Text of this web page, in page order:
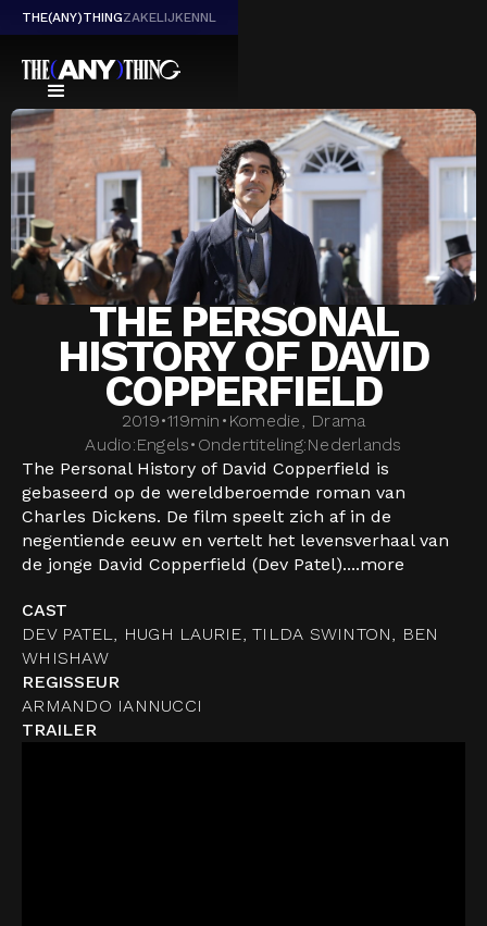
THE(ANY)THINGZAKELIJKENNL
THE PERSONAL
HISTORY OF DAVID
COPPERFIELD
2019•119min • Komedie, Drama
Audio:Engels• Ondertiteling:Nederlands
The Personal History of David Copperfield is
gebaseerd op de wereldberoemde roman van
Charles Dickens. De film speelt zich af in de
negentiende eeuw en vertelt het levensverhaal van
de jonge David Copperfield (Dev Patel)....more
CAST
DEV PATEL, HUGH LAURIE, TILDA SWINTON, BEN
WHISHAW
REGISSEUR
ARMANDO IANNUCCI
TRAILER